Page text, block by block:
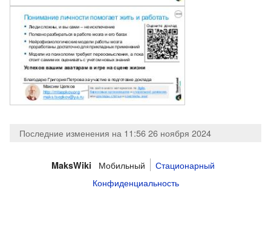
Последние изменения на 11:56 26 ноября 2024
MaksWiki Мобильный
Стационарный
Конфиденциальность